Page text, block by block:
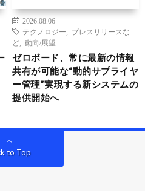
2026.08.06
テクノロジー
プレスリリースな
ど
動向/展望
ゼロボード、常に最新の情報
共有が可能な“動的サプライヤ
ー管理”実現する新システムの
提供開始へ
to Top